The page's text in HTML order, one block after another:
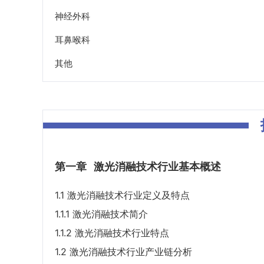
神经外科
耳鼻喉科
其他
第一章 激光消融技术行业基本概述
1.1 激光消融技术行业定义及特点
1.1.1 激光消融技术简介
1.1.2 激光消融技术行业特点
1.2 激光消融技术行业产业链分析